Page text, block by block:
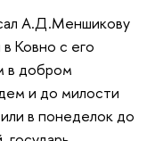
А.Д.Меншикову
Ковно с его
в добром
и до милости
в понеделок до